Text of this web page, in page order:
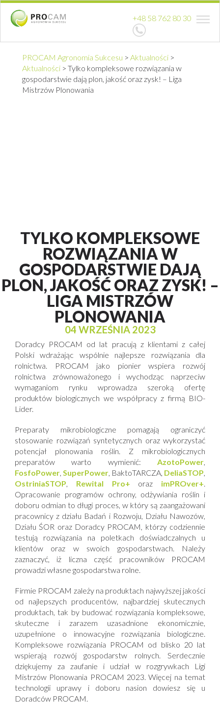
+48 58 762 80 30
PROCAM Agronomia Sukcesu > Aktualności >
Aktualności > Tylko kompleksowe rozwiązania w
gospodarstwie dają plon, jakość oraz zysk! – Liga
Mistrzów Plonowania
TYLKO KOMPLEKSOWE
ROZWIĄZANIA W
GOSPODARSTWIE DAJĄ
PLON, JAKOŚĆ ORAZ ZYSK! –
LIGA MISTRZÓW
PLONOWANIA
04 WRZEŚNIA 2023
Doradcy PROCAM od lat pracują z klientami z całej
Polski wdrażając wspólnie najlepsze rozwiązania dla
rolnictwa. PROCAM jako pionier wspiera rozwój
rolnictwa zrównoważonego i wychodząc naprzeciw
wymaganiom rynku wprowadza szeroką ofertę
produktów biologicznych we współpracy z firmą BIO-
Lider.
Preparaty mikrobiologiczne pomagają ograniczyć
stosowanie rozwiązań syntetycznych oraz wykorzystać
potencjał plonowania roślin. Z mikrobiologicznych
preparatów warto wymienić: AzotoPower,
FosfoPower, SuperPower, BaktoTARCZA, DeliaSTOP,
OstriniaSTOP, Rewital Pro+ oraz imPROver+.
Opracowanie programów ochrony, odżywiania roślin i
doboru odmian to długi proces, w który są zaangażowani
pracownicy z działu Badań i Rozwoju, Działu Nawozów,
Działu ŚOR oraz Doradcy PROCAM, którzy codziennie
testują rozwiązania na poletkach doświadczalnych u
klientów oraz w swoich gospodarstwach. Należy
zaznaczyć, iż liczna część pracowników PROCAM
prowadzi własne gospodarstwa rolne.
Firmie PROCAM zależy na produktach najwyższej jakości
od najlepszych producentów, najbardziej skutecznych
produktach, tak by budować rozwiązania kompleksowe,
skuteczne i zarazem uzasadnione ekonomicznie,
uzupełnione o innowacyjne rozwiązania biologiczne.
Kompleksowe rozwiązania PROCAM od blisko 20 lat
wspierają rozwój gospodarstw rolnych. Serdecznie
dziękujemy za zaufanie i udział w rozgrywkach Ligi
Mistrzów Plonowania PROCAM 2023. Więcej na temat
technologii uprawy i doboru nasion dowiesz się u
Doradców PROCAM.